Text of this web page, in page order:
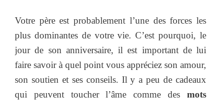
Votre père est probablement l’une des forces les
plus dominantes de votre vie. C’est pourquoi, le
jour de son anniversaire, il est important de lui
faire savoir à quel point vous appréciez son amour,
son soutien et ses conseils. Il y a peu de cadeaux
qui peuvent toucher l’âme comme des mots